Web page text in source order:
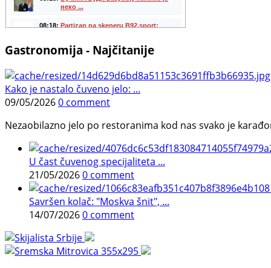
Gastronomija - Najčitanije
Kako je nastalo čuveno jelo: ...
09/05/20260 comment
Nezaobilazno jelo po restoranima kod nas svako je
U čast čuvenog specijaliteta ...
21/05/20260 comment
Savršen kolač: "Moskva šnit", ...
14/07/20260 comment